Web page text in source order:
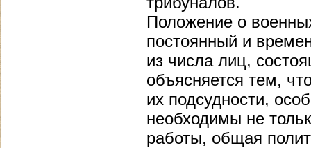
Положение о
постоянный и
из числа лиц,
объясняется тем,
их подсудности,
необходимы не
работы, общая